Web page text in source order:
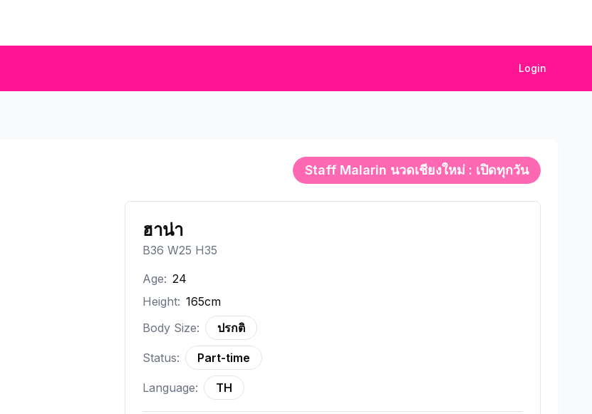
Login
Staff Malarin นวดเชียงใหม่ : เปิดทุกวัน
ฮาน่า
B36 W25 H35
Age: 24
Height: 165cm
Body Size:
ปรกติ
Status: Part-time
Language: TH